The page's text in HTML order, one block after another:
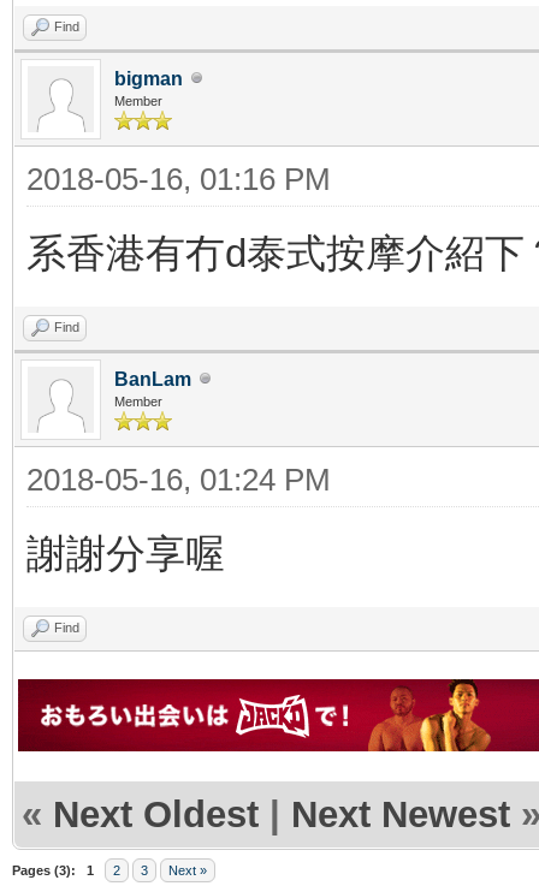
Find
bigman
Member
2018-05-16, 01:16 PM
系香港有冇d泰式按摩介紹下
Find
BanLam
Member
2018-05-16, 01:24 PM
謝謝分享喔
Find
« Next Oldest | Next Newest
Pages (3): 1 2 3 Next »